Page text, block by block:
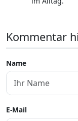
Kommentar
Name
E-Mail